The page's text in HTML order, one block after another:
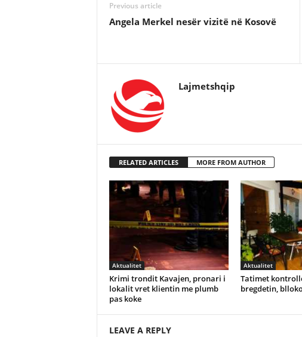
Previous article
Angela Merkel nesër vizitë në Kosovë
Lajmetshqip
RELATED ARTICLES MORE FROM AUTHOR
Aktualitet
Krimi trondit Kavajen, pronari i
lokalit vret klientin me plumb
pas koke
Aktualitet
Tatimet
bregdetin,
LEAVE A REPLY